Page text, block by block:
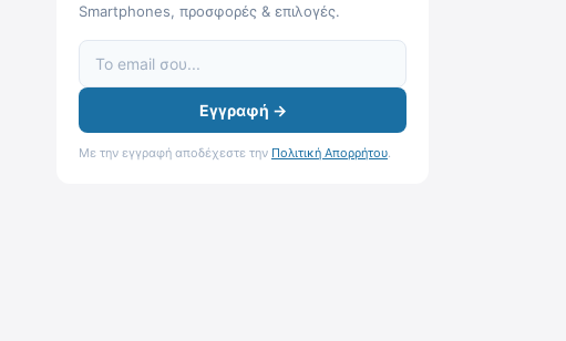
Smartphones, προσφορές & επιλογές.
Εγγραφή →
Με την εγγραφή αποδέχεστε την Πολιτική Απορρήτου.